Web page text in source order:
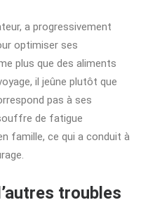
a progressivement
optimiser ses
plus que des aliments
il jeûne plutôt que
pas à ses
de fatigue
famille, ce qui a conduit à
troubles